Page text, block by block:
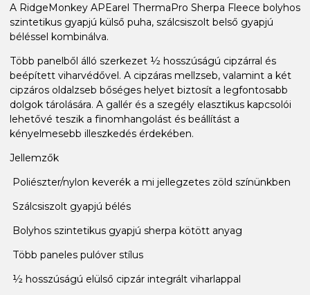
A RidgeMonkey APEarel ThermaPro Sherpa Fleece bolyhos
szintetikus gyapjú külső puha, szálcsiszolt belső gyapjú
béléssel kombinálva.
Több panelből álló szerkezet ½ hosszúságú cipzárral és
beépített viharvédővel. A cipzáras mellzseb, valamint a két
cipzáros oldalzseb bőséges helyet biztosít a legfontosabb
dolgok tárolására. A gallér és a szegély elasztikus kapcsolói
lehetővé teszik a finomhangolást és beállítást a
kényelmesebb illeszkedés érdekében.
Jellemzők
Poliészter/nylon keverék a mi jellegzetes zöld színünkben
Szálcsiszolt gyapjú bélés
Bolyhos szintetikus gyapjú sherpa kötött anyag
Több paneles pulóver stílus
½ hosszúságú elülső cipzár integrált viharlappal